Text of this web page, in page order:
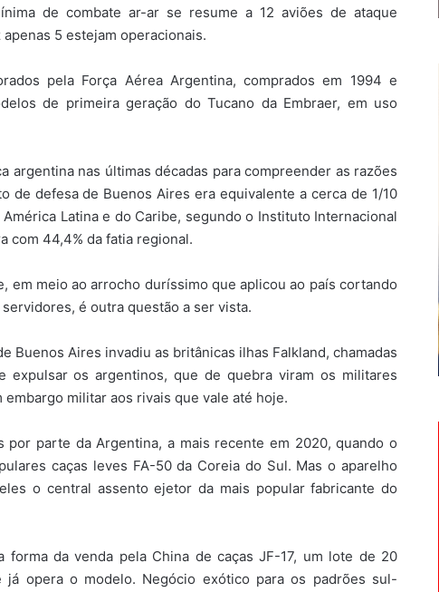
de combate ar-ar se resume a 12 aviões de ataque
5 estejam operacionais.
pela Força Aérea Argentina, comprados em 1994 e
de primeira geração do Tucano da Embraer, em uso
argentina nas últimas décadas para compreender as razões
de defesa de Buenos Aires era equivalente a cerca de 1/10
Latina e do Caribe, segundo o Instituto Internacional
com 44,4% da fatia regional.
em meio ao arrocho duríssimo que aplicou ao país cortando
é outra questão a ser vista.
Buenos Aires invadiu as britânicas ilhas Falkland, chamadas
expulsar os argentinos, que de quebra viram os militares
militar aos rivais que vale até hoje.
parte da Argentina, a mais recente em 2020, quando o
caças leves FA-50 da Coreia do Sul. Mas o aparelho
o central assento ejetor da mais popular fabricante do
forma da venda pela China de caças JF-17, um lote de 20
opera o modelo. Negócio exótico para os padrões sul-